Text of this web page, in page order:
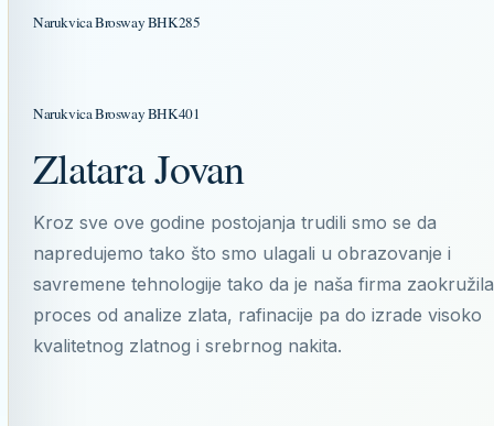
Narukvica Brosway BHK285
Narukvica Brosway BHK401
Zlatara Jovan
Kroz sve ove godine postojanja trudili smo se da
napredujemo tako što smo ulagali u obrazovanje i
savremene tehnologije tako da je naša firma zaokružila
proces od analize zlata, rafinacije pa do izrade visoko
kvalitetnog zlatnog i srebrnog nakita.